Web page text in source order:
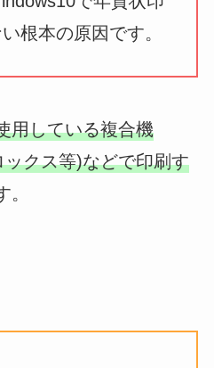
根本の原因です。
用している複合機
クス等)などで印刷す
。